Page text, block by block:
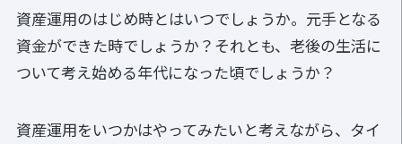
資産運用のはじめ時とはいつでしょうか。元手となる
資金ができた時でしょうか？それとも、老後の生活に
ついて考え始める年代になった頃でしょうか？
資産運用をいつかはやってみたいと考えながら、タイ